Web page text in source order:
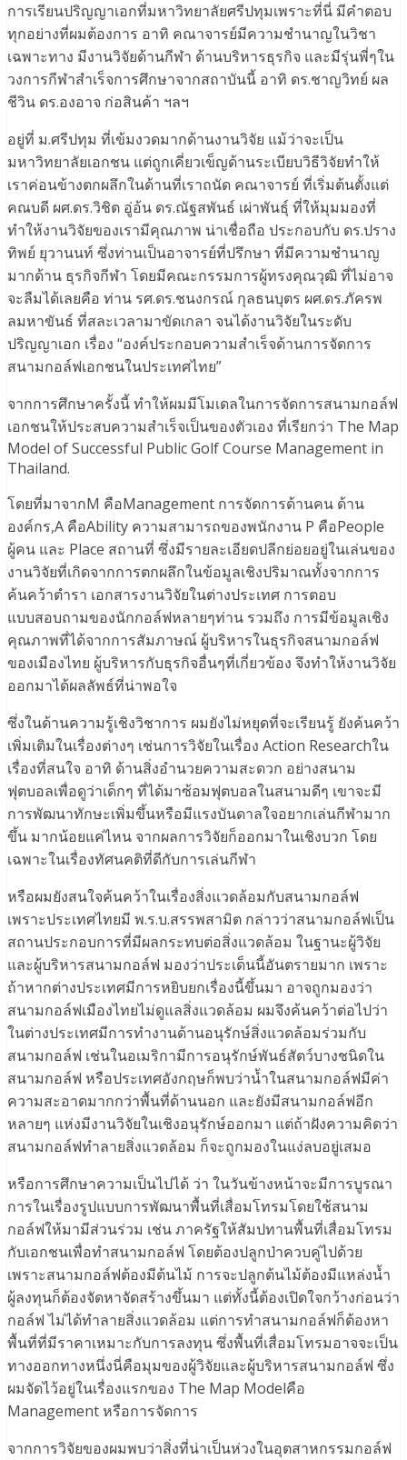
การเรียนปริญญาเอกที่มหาวิทยาลัยศรีปทุมเพราะที่นี่ มีคำตอบ
ทุกอย่างที่ผมต้องการ อาทิ คณาจารย์มีความชำนาญในวิชา
เฉพาะทาง มีงานวิจัยด้านกีฬา ด้านบริหารธุรกิจ และมีรุ่นพี่ๆใน
วงการกีฬาสำเร็จการศึกษาจากสถาบันนี้ อาทิ ดร.ชาญวิทย์ ผล
ชีวิน ดร.องอาจ ก่อสินค้า ฯลฯ
อยู่ที่ ม.ศรีปทุม ที่เข้มงวดมากด้านงานวิจัย แม้ว่าจะเป็น
มหาวิทยาลัยเอกชน แต่ถูกเคี่ยวเข็ญด้านระเบียบวิธีวิจัยทำให้
เราค่อนข้างตกผลึกในด้านที่เราถนัด คณาจารย์ ที่เริ่มต้นตั้งแต่
คณบดี ผศ.ดร.วิชิต อู่อ้น ดร.ณัฐสพันธ์ เผ่าพันธุ์ ที่ให้มุมมองที่
ทำให้งานวิจัยของเรามีคุณภาพ น่าเชื่อถือ ประกอบกับ ดร.ปราง
ทิพย์ ยุวานนท์ ซึ่งท่านเป็นอาจารย์ที่ปรึกษา ที่มีความชำนาญ
มากด้าน ธุรกิจกีฬา โดยมีคณะกรรมการผู้ทรงคุณวุฒิ ที่ไม่อาจ
จะลืมได้เลยคือ ท่าน รศ.ดร.ชนงกรณ์ กุลธนบุตร ผศ.ดร.ภัครพ
ลมหาขันธ์ ที่สละเวลามาขัดเกลา จนได้งานวิจัยในระดับ
ปริญญาเอก เรื่อง “องค์ประกอบความสำเร็จด้านการจัดการ
สนามกอล์ฟเอกชนในประเทศไทย”
จากการศึกษาครั้งนี้ ทำให้ผมมีโมเดลในการจัดการสนามกอล์ฟ
เอกชนให้ประสบความสำเร็จเป็นของตัวเอง ที่เรียกว่า The Map
Model of Successful Public Golf Course Management in
Thailand.
โดยที่มาจากM คือManagement การจัดการด้านคน ด้าน
องค์กร,A คือAbility ความสามารถของพนักงาน P คือPeople
ผู้คน และ Place สถานที่ ซึ่งมีรายละเอียดปลีกย่อยอยู่ในเล่นของ
งานวิจัยที่เกิดจากการตกผลึกในข้อมูลเชิงปริมาณทั้งจากการ
ค้นคว้าตำรา เอกสารงานวิจัยในต่างประเทศ การตอบ
แบบสอบถามของนักกอล์ฟหลายๆท่าน รวมถึง การมีข้อมูลเชิง
คุณภาพที่ได้จากการสัมภาษณ์ ผู้บริหารในธุรกิจสนามกอล์ฟ
ของเมืองไทย ผู้บริหารกับธุรกิจอื่นๆที่เกี่ยวข้อง จึงทำให้งานวิจัย
ออกมาได้ผลลัพธ์ที่น่าพอใจ
ซึ่งในด้านความรู้เชิงวิชาการ ผมยังไม่หยุดที่จะเรียนรู้ ยังค้นคว้า
เพิ่มเติมในเรื่องต่างๆ เช่นการวิจัยในเรื่อง Action Researchใน
เรื่องที่สนใจ อาทิ ด้านสิ่งอำนวยความสะดวก อย่างสนาม
ฟุตบอลเพื่อดูว่าเด็กๆ ที่ได้มาซ้อมฟุตบอลในสนามดีๆ เขาจะมี
การพัฒนาทักษะเพิ่มขึ้นหรือมีแรงบันดาลใจอยากเล่นกีฬามาก
ขึ้น มากน้อยแค่ไหน จากผลการวิจัยก็ออกมาในเชิงบวก โดย
เฉพาะในเรื่องทัศนคติที่ดีกับการเล่นกีฬา
หรือผมยังสนใจค้นคว้าในเรื่องสิ่งแวดล้อมกับสนามกอล์ฟ
เพราะประเทศไทยมี พ.ร.บ.สรรพสามิต กล่าวว่าสนามกอล์ฟเป็น
สถานประกอบการที่มีผลกระทบต่อสิ่งแวดล้อม ในฐานะผู้วิจัย
และผู้บริหารสนามกอล์ฟ มองว่าประเด็นนี้อันตรายมาก เพราะ
ถ้าหากต่างประเทศมีการหยิบยกเรื่องนี้ขึ้นมา อาจถูกมองว่า
สนามกอล์ฟเมืองไทยไม่ดูแลสิ่งแวดล้อม ผมจึงค้นคว้าต่อไปว่า
ในต่างประเทศมีการทำงานด้านอนุรักษ์สิ่งแวดล้อมร่วมกับ
สนามกอล์ฟ เช่นในอเมริกามีการอนุรักษ์พันธ์สัตว์บางชนิดใน
สนามกอล์ฟ หรือประเทศอังกฤษก็พบว่าน้ำในสนามกอล์ฟมีค่า
ความสะอาดมากกว่าพื้นที่ด้านนอก และยังมีสนามกอล์ฟอีก
หลายๆ แห่งมีงานวิจัยในเชิงอนุรักษ์ออกมา แต่ถ้าฝังความคิดว่า
สนามกอล์ฟทำลายสิ่งแวดล้อม ก็จะถูกมองในแง่ลบอยู่เสมอ
หรือการศึกษาความเป็นไปได้ ว่า ในวันข้างหน้าจะมีการบูรณา
การในเรื่องรูปแบบการพัฒนาพื้นที่เสื่อมโทรมโดยใช้สนาม
กอล์ฟให้มามีส่วนร่วม เช่น ภาครัฐให้สัมปทานพื้นที่เสื่อมโทรม
กับเอกชนเพื่อทำสนามกอล์ฟ โดยต้องปลูกป่าควบคู่ไปด้วย
เพราะสนามกอล์ฟต้องมีต้นไม้ การจะปลูกต้นไม้ต้องมีแหล่งน้ำ
ผู้ลงทุนก็ต้องจัดหาจัดสร้างขึ้นมา แต่ทั้งนี้ต้องเปิดใจกว้างก่อนว่า
กอล์ฟ ไม่ได้ทำลายสิ่งแวดล้อม แต่การทำสนามกอล์ฟก็ต้องหา
พื้นที่ที่มีราคาเหมาะกับการลงทุน ซึ่งพื้นที่เสื่อมโทรมอาจจะเป็น
ทางออกทางหนึ่งนี่คือมุมของผู้วิจัยและผู้บริหารสนามกอล์ฟ ซึ่ง
ผมจัดไว้อยู่ในเรื่องแรกของ The Map Modelคือ
Management หรือการจัดการ
จากการวิจัยของผมพบว่าสิ่งที่น่าเป็นห่วงในอุตสาหกรรมกอล์ฟ